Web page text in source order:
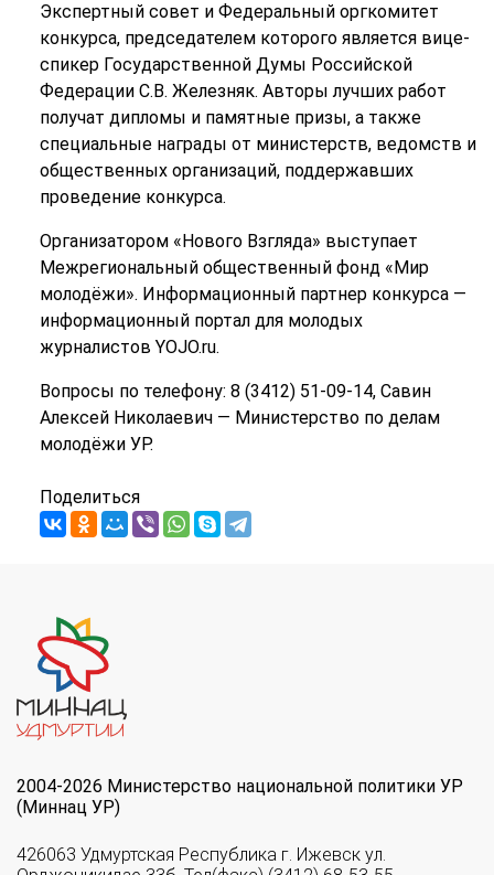
Экспертный совет и Федеральный оргкомитет
конкурса, председателем которого является вице-
спикер Государственной Думы Российской
Федерации С.В. Железняк. Авторы лучших работ
получат дипломы и памятные призы, а также
специальные награды от министерств, ведомств и
общественных организаций, поддержавших
проведение конкурса.
Организатором «Нового Взгляда» выступает
Межрегиональный общественный фонд «Мир
молодёжи». Информационный партнер конкурса —
информационный портал для молодых
журналистов YOJO.ru.
Вопросы по телефону: 8 (3412) 51-09-14, Савин
Алексей Николаевич — Министерство по делам
молодёжи УР.
Поделиться
2004-2026 Министерство национальной политики УР
(Миннац УР)
426063 Удмуртская Республика г. Ижевск ул.